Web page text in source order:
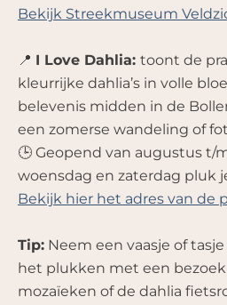
Bekijk Streekmuseum
📍 I Love Dahlia: toont de
kleurrijke dahlia’s in volle
belevenis midden in de
een zomerse wandeling of
🕒 Geopend van augustus t/
woensdag en zaterdag pluk
Bekijk hier het adres van de
Tip: Neem een vaasje of
het plukken met een bezoek
mozaïeken of de dahlia